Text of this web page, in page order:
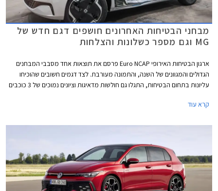
מבחני הבטיחות האחרונים חושפים דגם חדש של
MG וגם מספר כשלונות והצלחות
ארגון הבטיחות האירופי Euro NCAP פרסם את תוצאות אחד מסבבי המבחנים
הגדולים והמגוונים של השנה, והתמונה מעורבת. לצד דגמים חשובים שהוכיחו
עליונות בתחום הבטיחות, התגלו גם חולשות מדאיגות וציונים נמוכים של 3 כוכבים
מנת לבדוק את רמת בטיחותו בסטנדרטים של היום.
קרא עוד